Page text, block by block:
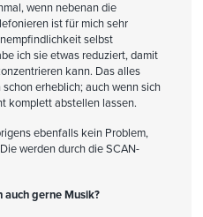
wenn nebenan die
ist für mich sehr
selbst
ich sie etwas reduziert, damit
kann. Das alles
erheblich; auch wenn sich
komplett abstellen lassen.
ebenfalls kein Problem,
werden durch die SCAN-
auch gerne Musik?